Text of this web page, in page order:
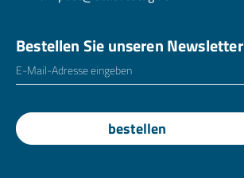
Bestellen Sie unseren Newsletter
E-Mailadresse
bestellen